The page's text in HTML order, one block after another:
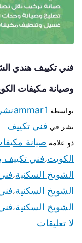
وصيانة مكيفات
بواسطة ammar1
نشر في فني تكييف
ذو علامة صيانة
الكويت،فني تكييف
الشويخ السكنية،
الشويخ السكنية،
الشويخ السكنية،
لا تعليقات